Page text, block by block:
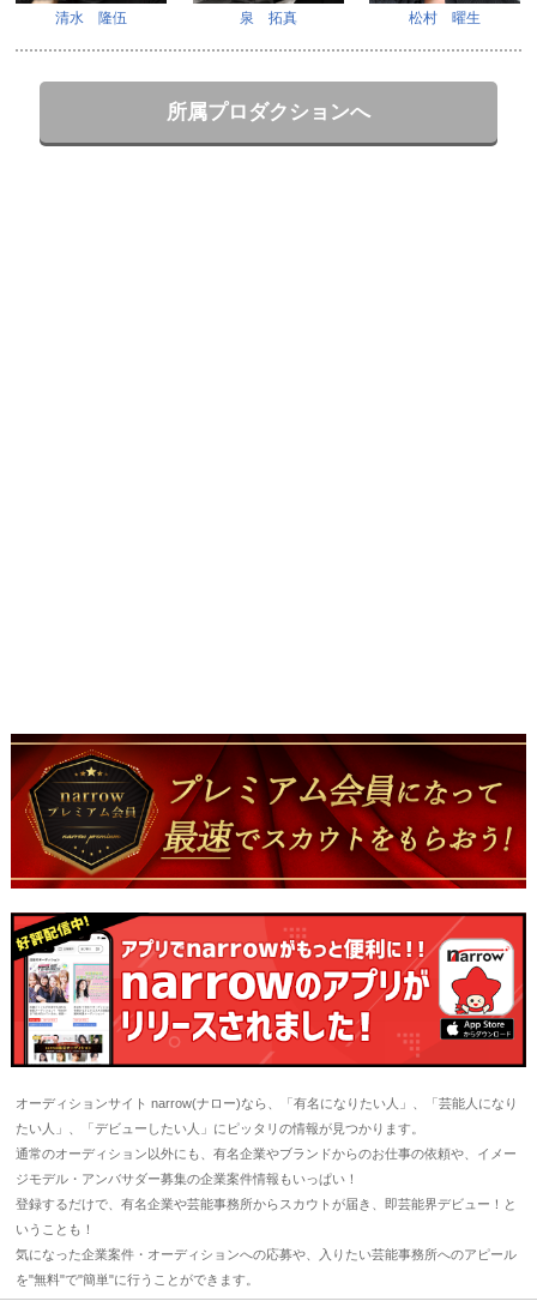
清水 隆伍 泉 拓真 松村 曜生
所属プロダクションへ
オーディションサイト narrow(ナロー)なら、「有名になりたい人」、「芸能人になり
たい人」、「デビューしたい人」にピッタリの情報が見つかります。
通常のオーディション以外にも、有名企業やブランドからのお仕事の依頼や、イメー
ジモデル・アンバサダー募集の企業案件情報もいっぱい！
登録するだけで、有名企業や芸能事務所からスカウトが届き、即芸能界デビュー！と
いうことも！
気になった企業案件・オーディションへの応募や、入りたい芸能事務所へのアピール
を"無料"で"簡単"に行うことができます。